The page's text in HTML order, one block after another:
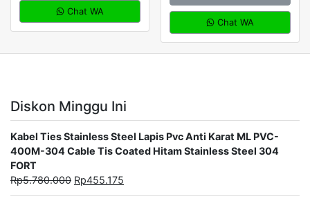
Chat WA
Chat WA
Diskon Minggu Ini
Kabel Ties Stainless Steel Lapis Pvc Anti Karat ML PVC-
400M-304 Cable Tis Coated Hitam Stainless Steel 304
FORT
Rp5.780.000 Rp455.175